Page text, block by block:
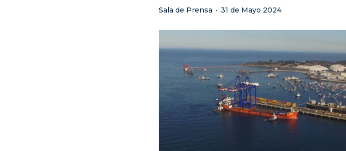
Sala de Prensa · 31 de Mayo 2024